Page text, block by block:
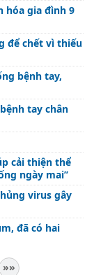
hóa gia đình 9
để chết vì thiếu
bệnh tay,
tay chân
cải thiện thể
ngày mai’’
virus gây
đã có hai
»»